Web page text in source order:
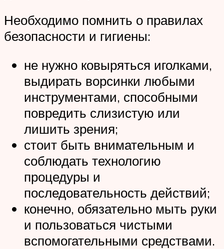
Необходимо помнить о правилах
безопасности и гигиены:
не нужно ковыряться иголками,
выдирать ворсинки любыми
инструментами, способными
повредить слизистую или
лишить зрения;
стоит быть внимательным и
соблюдать технологию
процедуры и
последовательность действий;
конечно, обязательно мыть руки
и пользоваться чистыми
вспомогательными средствами.